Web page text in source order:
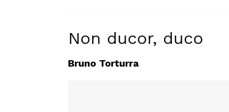
Non ducor, duco
Bruno Torturra